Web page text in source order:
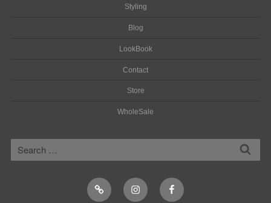
Styling
Blog
LookBook
Contact
Store
WholeSale
Online
Shop
InstagramFacebook